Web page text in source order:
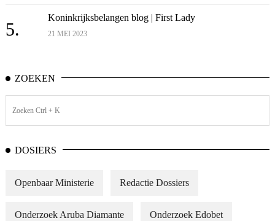
5.
Koninkrijksbelangen blog | First Lady
21 MEI 2023
ZOEKEN
DOSIERS
Openbaar Ministerie Redactie Dossiers
Onderzoek Aruba Diamante Onderzoek Edobet